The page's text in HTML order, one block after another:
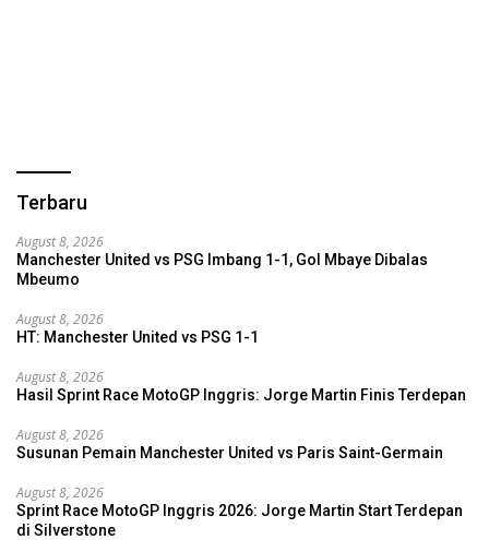
Terbaru
August 8, 2026
Manchester United vs PSG Imbang 1-1, Gol Mbaye Dibalas
Mbeumo
August 8, 2026
HT: Manchester United vs PSG 1-1
August 8, 2026
Hasil Sprint Race MotoGP Inggris: Jorge Martin Finis Terdepan
August 8, 2026
Susunan Pemain Manchester United vs Paris Saint-Germain
August 8, 2026
Sprint Race MotoGP Inggris 2026: Jorge Martin Start Terdepan
di Silverstone